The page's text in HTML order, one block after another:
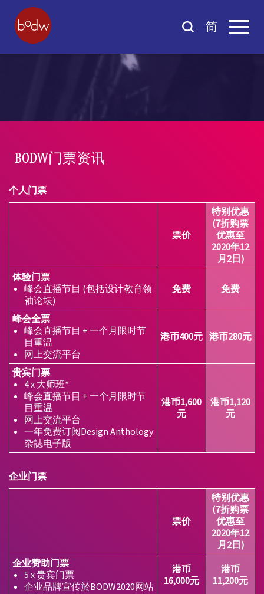
简
BODW门票资讯
个人门票
票价
特别优惠
(7折购票
优惠至
2020年12
月2日)
体验门票
峰会直播节目 (包括设计教育领
袖论坛)
免费 免费
峰会全票
峰会直播节目 + 一个月限时节
目重温
网上交流平台
港币400元 港币280元
贵宾门票
4 x 大师班*
峰会直播节目 + 一个月限时节
目重温
网上交流平台
一年免费订阅Design Anthology
杂誌电子版
港币1,600
元
港币1,120
元
企业门票
票价
特别优惠
(7折购票
优惠至
2020年12
月2日)
企业赞助门票
5 x 贵宾门票
企业品牌宣传於BODW2020网站
港币
16,000元
港币
11,200元